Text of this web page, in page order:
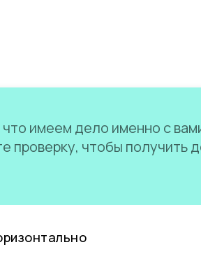
имеем дело именно с
проверку, чтобы получить